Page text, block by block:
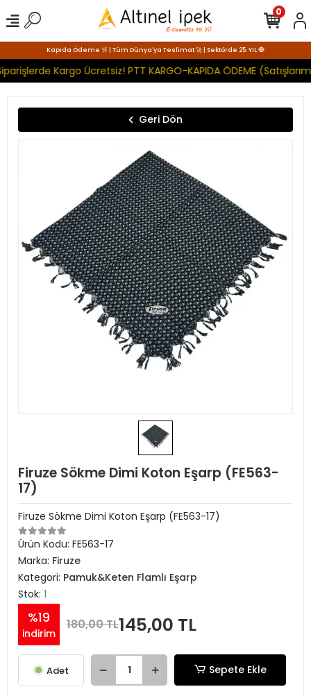
Kapıda Ödeme 🛒 | Tüm Dünya'ya Teslimat 🚀 | Sektörde 25. YIL 🧿
Kargo Ücretsiz! PTT KARGO-KAPIDA ÖDEME
0
Geri Dön
Firuze Sökme Dimi Koton Eşarp (FE563-
17)
Firuze Sökme Dimi Koton Eşarp (FE563-17)
Ürün Kodu: FE563-17
Marka: Firuze
Kategori: Pamuk&Keten Flamlı Eşarp
Stok: 1
%19
indirim
180,00 TL145,00 TL
Adet Sepete Ekle